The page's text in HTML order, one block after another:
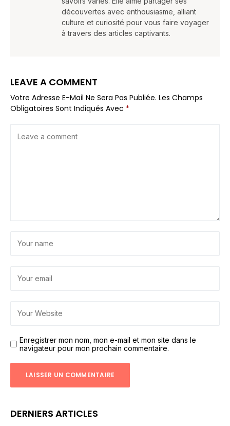
découvertes avec enthousiasme, alliant
culture et curiosité pour vous faire voyager
à travers des articles captivants.
LEAVE A COMMENT
Votre Adresse E-Mail Ne Sera Pas Publiée. Les Champs
Obligatoires Sont Indiqués Avec *
Enregistrer mon nom, mon e-mail et mon site dans le
navigateur pour mon prochain commentaire.
DERNIERS ARTICLES